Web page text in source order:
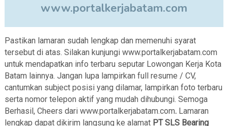
www.portalkerjabatam.com
Pastikan lamaran sudah lengkap dan memenuhi syarat
tersebut di atas. Silakan kunjungi www.portalkerjabatam.com
untuk mendapatkan info terbaru seputar Lowongan Kerja Kota
Batam lainnya. Jangan lupa lampirkan full resume / CV,
cantumkan subject posisi yang dilamar, lampirkan foto terbaru
serta nomor telepon aktif yang mudah dihubungi. Semoga
Berhasil, Cheers dari www.portalkerjabatam.com.Lamaran
lengkap dapat dikirim langsung ke alamat PT SLS Bearing